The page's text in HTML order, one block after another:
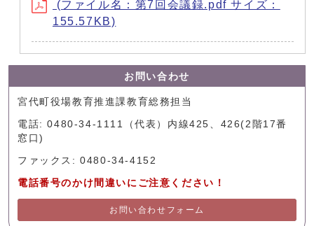
(ファイル名：第7回会議録.pdf サイズ：
155.57KB)
お問い合わせ
宮代町役場教育推進課教育総務担当
電話: 0480-34-1111（代表）内線425、426(2階17番
窓口)
ファックス: 0480-34-4152
電話番号のかけ間違いにご注意ください！
お問い合わせフォーム